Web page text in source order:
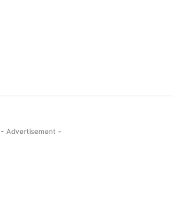
- Advertisement -